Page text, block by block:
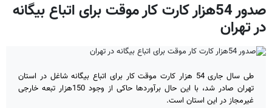
صدور 54هزار کارت کار موقت برای اتباع بیگانه
در تهران
طی سال جاری 54 هزار کارت موقت کار برای اتباع بیگانه شاغل در استان
تهران صادر شد، با این حال برآوردها حاکی از وجود 150هزار تبعه خارجی
غیرمجاز در این استان است.